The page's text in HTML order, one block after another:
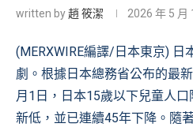
written by趙 筱潔 2026 年 5 月
(MERXWIRE編譯/日本東京) 日
劇。根據日本總務省公布的最
月1日，日本15歲以下兒童人
新低，並已連續45年下降。隨